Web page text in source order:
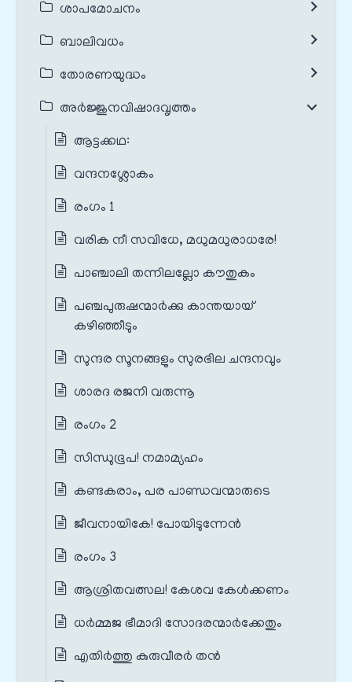
ശാപമോചനം
ബാലിവധം
തോരണയുദ്ധം
അർജ്ജുനവിഷാദവൃത്തം
ആട്ടക്കഥ:
വന്ദനശ്ലോകം
രംഗം 1
വരിക നീ സവിധേ, മധുമധുരാധരേ!
പാഞ്ചാലി തന്നിലല്ലോ കൗതുകം
പഞ്ചപുരുഷന്മാര്‍ക്കു കാന്തയായ്
കഴിഞ്ഞീടും
സുന്ദര സൂനങ്ങളും സുരഭില ചന്ദനവും
ശാരദ രജനി വരുന്നൂ
രംഗം 2
സിന്ധുഭൂപ! നമാമ്യഹം
കണ്ടകരാം, പര പാണ്ഡവന്മാരുടെ
ജീവനായികേ! പോയിടുന്നേന്‍
രംഗം 3
ആശ്രിതവത്സല! കേശവ കേള്‍ക്കണം
ധര്‍മ്മജ ഭീമാദി സോദരന്മാര്‍ക്കേതും
എതിര്‍ത്തു കുരുവീരര്‍ തന്‍